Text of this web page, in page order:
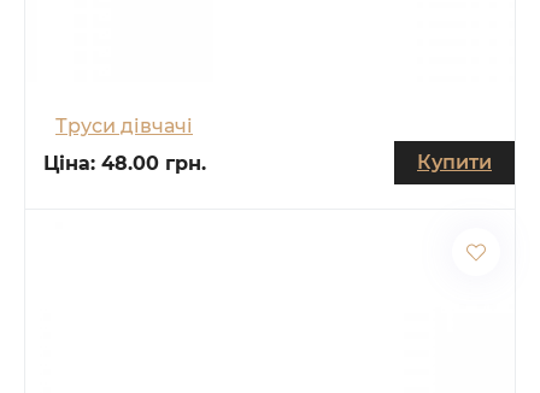
Труси дівчачі
Ціна: 48.00 грн. Купити